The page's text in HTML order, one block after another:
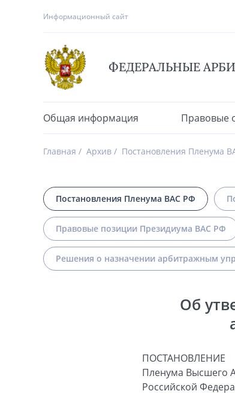
Информационный сайт
ФЕДЕРАЛЬНЫЕ
Общая информация Правовые
Главная Архив Постановления Пленума
Постановления Пленума ВАС РФ
Правовые позиции Президиума ВАС РФ
Решения о назначении арбитражным
Об
ПОСТАНОВЛЕНИЕ
Пленума Высшего
Российской